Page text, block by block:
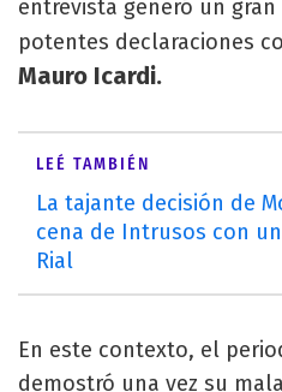
entrevista generó un
potentes declaraciones
Mauro Icardi.
LEÉ TAMBIÉN
La tajante decisión de
cena de Intrusos con
Rial
En este contexto, el
demostró una vez su